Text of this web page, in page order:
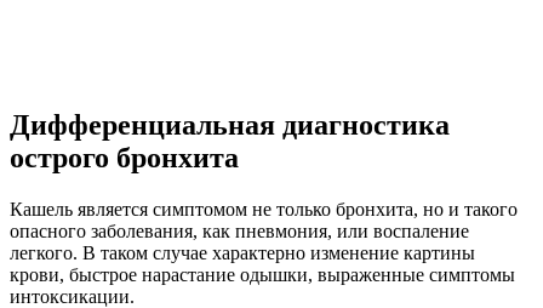
Дифференциальная диагностика
острого бронхита
Кашель является симптомом не только бронхита, но и такого
опасного заболевания, как пневмония, или воспаление
легкого. В таком случае характерно изменение картины
крови, быстрое нарастание одышки, выраженные симптомы
интоксикации.